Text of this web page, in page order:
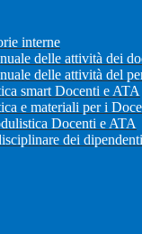
interne
delle attività dei
delle attività del
smart Docenti e ATA
e materiali per i
Docenti e ATA
dei